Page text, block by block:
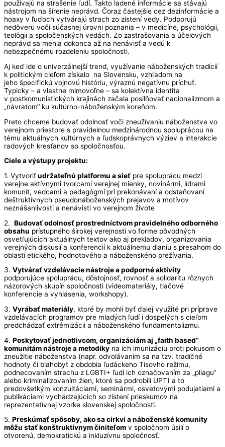
používajú na strašenie ľudí. Takto ladené informácie sa stávajú
nástrojom na šírenie neprávd. Čoraz častejšie cez dezinformácie a
hoaxy v ľuďoch vytvárajú strach zo zistení vedy. Podporujú
nedôveru voči súčasnej úrovni poznania – v medicíne, psychológii,
teológii a spoločenských vedách. Zo zastrašovania a účelových
neprávd sa menia dokonca až na nenávisť a vedú k
nebezpečnému rozdeleniu spoločnosti.
Aj keď ide o univerzálnejší trend, využívanie náboženských tradícií
k politickým cieľom získalo na Slovensku, vzhľadom na
jeho špecifickú vojnovú históriu, výraznú negatívnu príchuť.
Typicky – a vlastne mimovoľne – sa kolektívna identita
v postkomunistických krajinách začala posilňovať nacionalizmom a
„návratom“ ku kultúrno-náboženským koreňom.
Preto chceme budovať odolnosť voči zneužívaniu náboženstva vo
verejnom priestore s pravidelnou medzinárodnou spoluprácou na
tému aktuálnych kultúrnych a ľudskoprávnych výziev a interakcie
radových kresťanov so spoločnosťou.
Ciele a výstupy projektu:
1. Vytvoriťudržateľnú platformu a sieť pre spoluprácu medzi
verejne aktívnymi tvorcami verejnej mienky, novinármi, lídrami
komunít, vedcami a pedagógmi pri prekonávaní a odstaňovaní
deštruktívnych pseudonáboženských prejavov a motívov
neznášanlivosti a nenávisti vo verejnom živote
2. Budovať odolnosť prostredníctvom pravidelného odborného
obsahu prístupného širokej verejnosti vo forme pôvodných
osvetľujúcich aktuálnych textov ako aj prekladov, organizovania
verejných diskusií a konferencií k aktuálnemu dianiu s presahom do
oblasti etického, hodnotového a náboženského prežívania.
3. Vytvárať vzdelávacie nástroje a podporné aktivity
podporujúce spoluprácu, dôstojnosť, rovnosť a solidaritu rôznych
názorových skupín spoločnosti (videomateriály, tlačové
konferencie a vyhlásenia, workshopy).
3. Vyrábať materiály, ktoré by mohli byť ďalej využité pri príprave
vzdelávacích programov pre mladých ľudí i dospelých s cieľom
predchádzať extrémizácii a náboženského fundamentalizmu.
4. Poskytovať jednotlivcom, organizáciám aj „faith based“
komunitám nástroje a metodiky na ich imunizáciu proti pokusom o
zneužitie náboženstva (napr. odvolávaním sa na tzv. tradičné
hodnoty či blahobyt z obdobia ľudáckeho Tisovho režimu,
podnecovaním strachu z LGBTI+ ľudí ich označovaním za „pliagu“
alebo kriminalizovaním žien, ktoré sa podrobili UPT) a to
predovšetkým konzultáciami, seminármi, osvetovými podujatiami a
publikáciami vychádzajúcich so zistení prieskumov na
reprezentatívnej vzorke slovenskej spoločnosti.
5. Preskúmať spôsoby, ako sa cirkvi a náboženské komunity
môžu stať konštruktívnym činiteľom v spoločnom úsilí o
otvorenú, demokratickú a inkluzívnu spoločnosť.